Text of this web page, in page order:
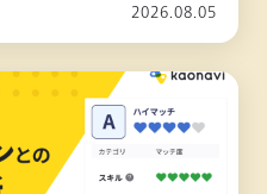
2026.08.05